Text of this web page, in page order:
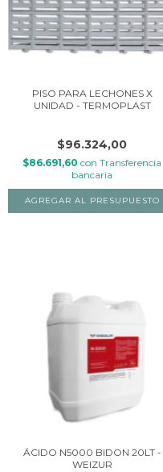
PISO PARA LECHONES X
UNIDAD - TERMOPLAST
$96.324,00
$86.691,60 con Transferencia
bancaria
ÁCIDO N5000 BIDON 20LT -
WEIZUR